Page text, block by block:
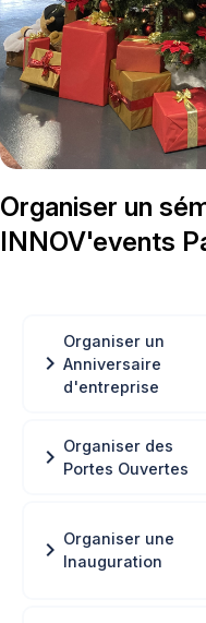
Organiser un
INNOV'events
chevron_right
Organiser un
Anniversaire
d'entreprise
chevron_right Organiser des
Portes Ouvertes
chevron_right Organiser une
Inauguration